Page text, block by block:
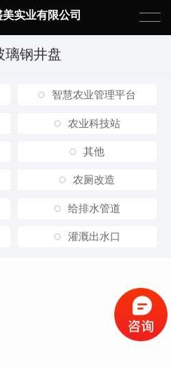
实业有限公司
璃钢井盘
智慧农业管理平台
农业科技站
其他
农厕改造
给排水管道
灌溉出水口